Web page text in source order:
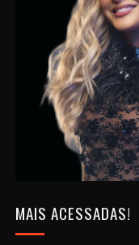
MAIS ACESSADAS!